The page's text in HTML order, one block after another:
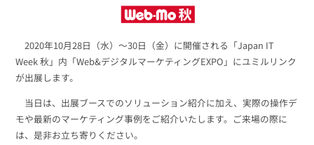
SMS配信サービス
認証サービス
効果改善・顧客育成
ブログ・各種資料トップ
資料ダウンロード
無料トライアル
2020年10月28日（水）～30日（金）に開催される「Japan IT
Week 秋」内「Web&デジタルマーケティングEXPO」にユミルリンク
が出展します。
当日は、出展ブースでのソリューション紹介に加え、実際の操作デ
モや最新のマーケティング事例をご紹介いたします。ご来場の際に
は、是非お立ち寄りください。